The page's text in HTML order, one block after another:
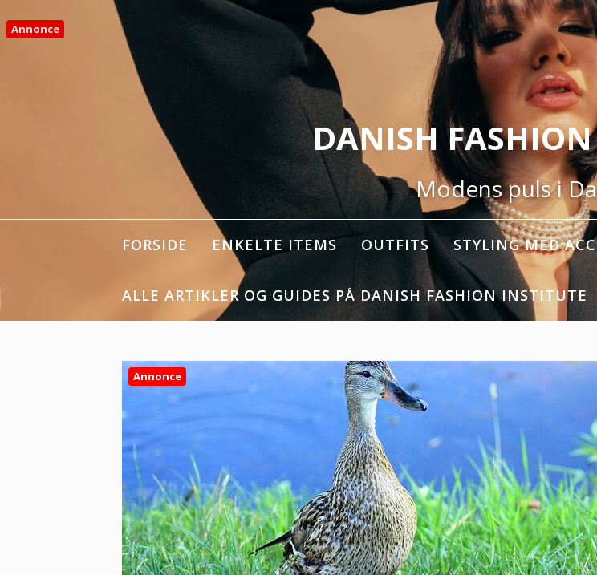
Annonce
til
indhold
DANISH
Modens puls i
FORSIDE ENKELTE ITEMS OUTFITS STYLING MED
ALLE ARTIKLER OG GUIDES PÅ DANISH FASHION INSTITUTE
Annonce